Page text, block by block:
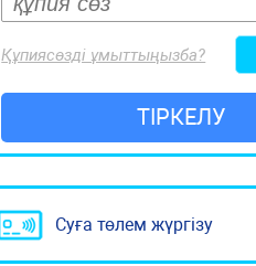
Құпиясөзді ұмыттыңызба?
ТІРКЕЛУ
Суға төлем жүргізу